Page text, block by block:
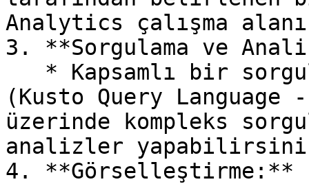
Analytics çalışma
3. **Sorgulama ve
(Kusto Query
üzerinde kompleks
analizler
4. **Görselleştirme:**